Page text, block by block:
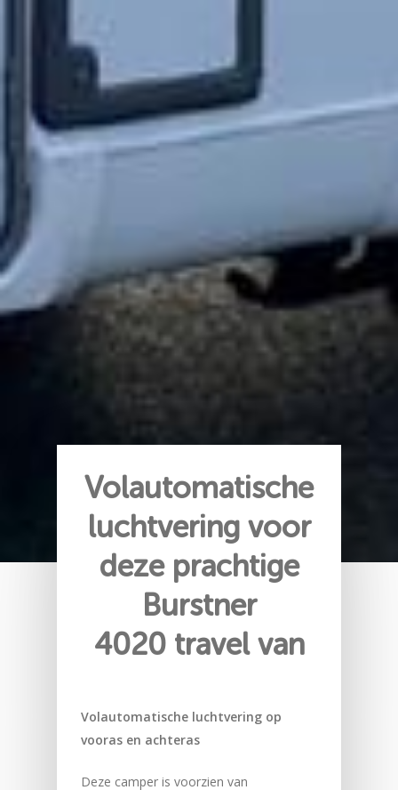
Volautomatische
luchtvering voor
deze prachtige
Burstner
4020 travel van
Volautomatische luchtvering op
vooras en achteras
Deze camper is voorzien van